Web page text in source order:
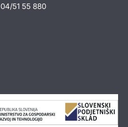
04/51 55 880